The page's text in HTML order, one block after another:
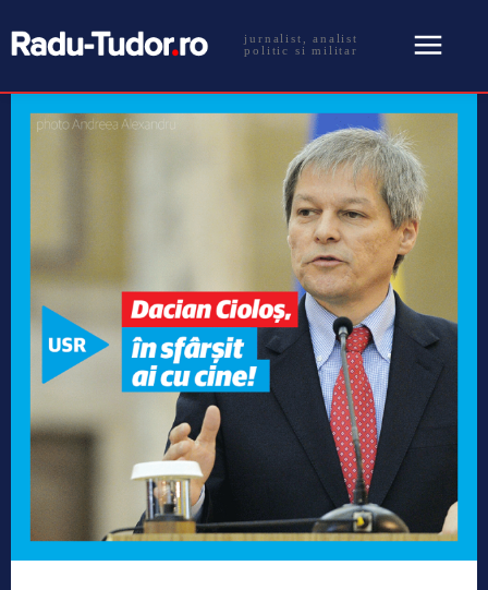
jurnalist, analist
politic si militar